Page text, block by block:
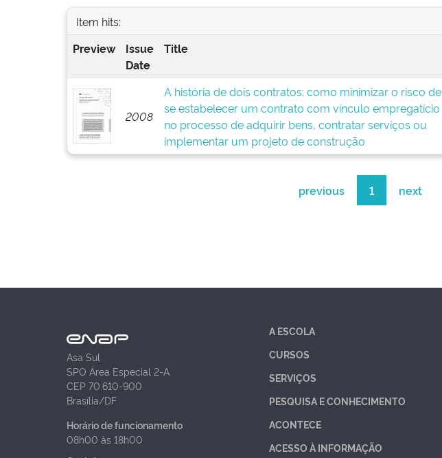
Item hits:
Preview
Issue
Date
Title
2008
A história de dois contratos: como minimizar o risco de
se estabelecer um contrato com vínculo empregatício
no processo de adquirir bens, contratar serviços ou
implementar um projeto de construção
previous 1 next
Asa Sul
SPO Área Especial 2-A
CEP 70.610-900
Brasília/DF
Horário de funcionamento
08h00 às 18h00
A ESCOLA
CURSOS
SERVIÇOS
PESQUISA E CONHECIMENTO
ACONTECE
ACESSO À INFORMAÇÃO